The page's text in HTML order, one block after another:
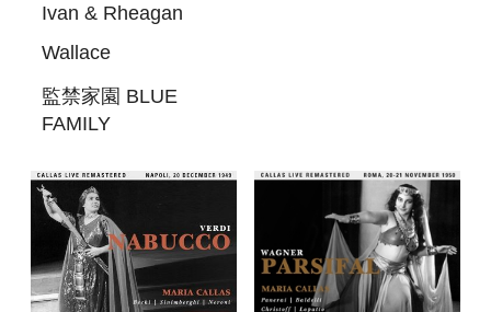
Ivan & Rheagan
Wallace
監禁家園 BLUE
FAMILY